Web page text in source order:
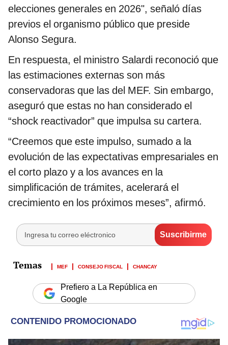
elecciones generales en 2026", señaló días
previos el organismo público que preside
Alonso Segura.
En respuesta, el ministro Salardi reconoció que
las estimaciones externas son más
conservadoras que las del MEF. Sin embargo,
aseguró que estas no han considerado el
“shock reactivador” que impulsa su cartera.
“Creemos que este impulso, sumado a la
evolución de las expectativas empresariales en
el corto plazo y a los avances en la
simplificación de trámites, acelerará el
crecimiento en los próximos meses”, afirmó.
MEF CONSEJO FISCAL CHANCAY
Prefiero a La República en
Google